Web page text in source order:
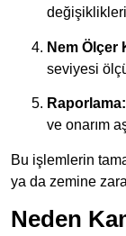
Nem Ölçer
seviyesi
Raporlama:
ve onarım
Bu işlemlerin
ya da zemine
Neden